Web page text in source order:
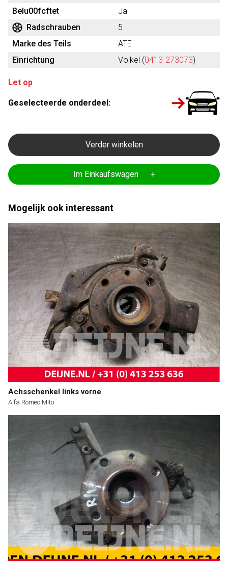
Belu00fcftet
Ja
Radschrauben
5
Marke des Teils
ATE
Einrichtung
Volkel (0413-273073)
Let op
Geselecteerde onderdeel:
Verder winkelen
Im Einkaufswagen +
Mogelijk ook interessant
Achsschenkel links vorne
Alfa Romeo Mito